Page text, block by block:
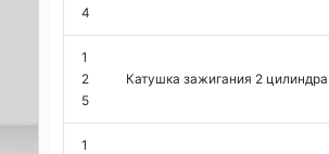
4
1
2
5
Катушка зажигания 2 цилиндра
1